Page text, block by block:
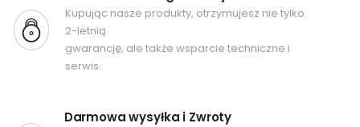
Kupując nasze produkty, otrzymujesz nie tylko
2-letnią
gwarancję, ale także wsparcie techniczne i
serwis.
Darmowa wysyłka i Zwroty